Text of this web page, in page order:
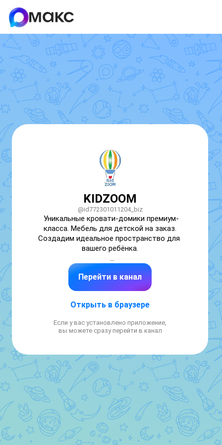
KIDZOOM
@id772301011204_biz
Уникальные кровати-домики премиум-
класса. Мебель для детской на заказ.
Создадим идеальное пространство для
вашего ребёнка.
+7 495 175-88-08
+7 964 640-16-72
Перейти в канал
Открыть в браузере
Если у вас установлено приложение,
вы можете сразу перейти в канал